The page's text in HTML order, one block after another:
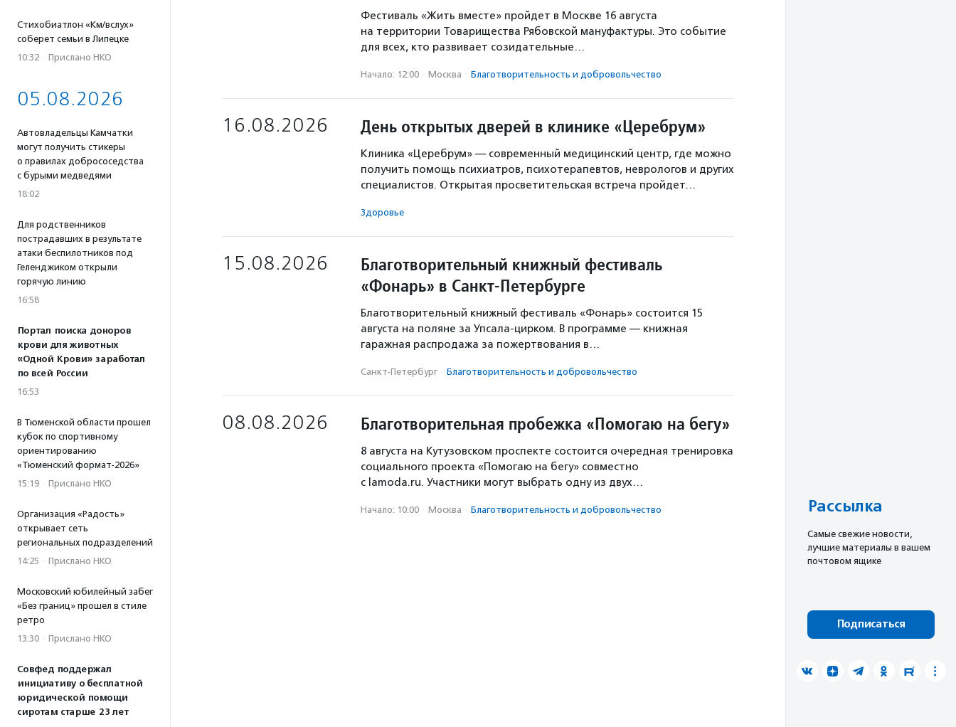
Стихобиатлон «Км/вслух»
соберет семьи в Липецке
10:32 · Прислано НКО
05.08.2026
Автовладельцы Камчатки
могут получить стикеры
о правилах добрососедства
с бурыми медведями
18:02
Для родственников
пострадавших в результате
атаки беспилотников под
Геленджиком открыли
горячую линию
16:58
Портал поиска доноров
крови для животных
«Одной Крови» заработал
по всей России
16:53
В Тюменской области прошел
кубок по спортивному
ориентированию
«Тюменский формат-2026»
15:19 · Прислано НКО
Организация «Радость»
открывает сеть
региональных подразделений
14:25 · Прислано НКО
Московский юбилейный забег
«Без границ» прошел в стиле
ретро
13:30 · Прислано НКО
Совфед поддержал
инициативу о бесплатной
юридической помощи
сиротам старше 23 лет
Фестиваль «Жить вместе» пройдет в Москве 16 августа
на территории Товарищества Рябовской мануфактуры. Это событие
для всех, кто развивает созидательные…
Начало: 12:00 · Москва · Благотвори­тель­ность и доброволь­чест­во
16.08.2026 День открытых дверей в клинике «Церебрум»
Клиника «Церебрум» — современный медицинский центр, где можно
получить помощь психиатров, психотерапевтов, неврологов и других
специалистов. Открытая просветительская встреча пройдет…
Здоровье
15.08.2026
Благотворительный книжный фестиваль
«Фонарь» в Санкт-Петербурге
Благотворительный книжный фестиваль «Фонарь» состоится 15
августа на поляне за Упсала-цирком. В программе — книжная
гаражная распродажа за пожертвования в…
Санкт-Петербург · Благотвори­тель­ность и доброволь­чест­во
08.08.2026 Благотворительная пробежка «Помогаю на бегу»
8 августа на Кутузовском проспекте состоится очередная тренировка
социального проекта «Помогаю на бегу» совместно
с lamoda.ru. Участники могут выбрать одну из двух…
Начало: 10:00 · Москва · Благотвори­тель­ность и доброволь­чест­во Рассылка
Cамые свежие новости,
лучшие материалы в вашем
почтовом ящике
Подписаться